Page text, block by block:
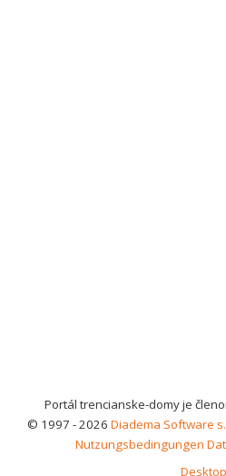
Portál trencianske-domy je
© 1997 - 2026 Diadema Software
Nutzungsbedingungen
Desktop